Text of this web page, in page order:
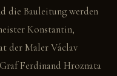
die Bauleitung werden
Konstantin,
der Maler Václav
Ferdinand Hroznata